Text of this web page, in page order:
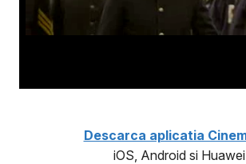
Descarca aplicatia
iOS, Android si Huawei